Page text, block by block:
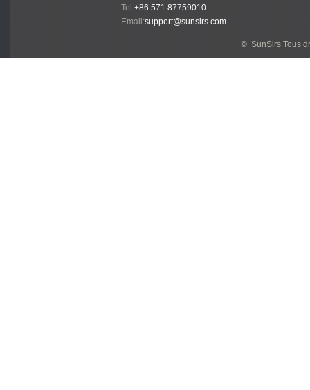
Tel:+86 571 87759010
Email:support@sunsirs.com
© SunSirs Tous